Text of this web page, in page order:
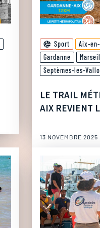
Sport Aix-
Gardanne
Septèmes-les-
LE TRAIL
AIX REVIENT
13 NOVEMBRE 2025